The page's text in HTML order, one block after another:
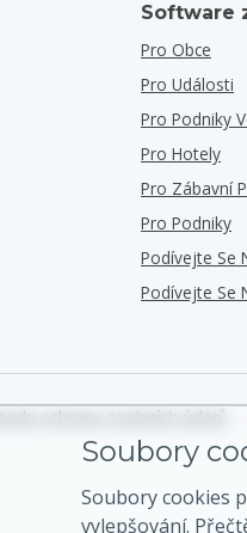
Software
Pro Obce
Pro Události
Pro Podniky
Pro Hotely
Pro Zábavní
Pro Podniky
Podívejte Se
Podívejte Se
ochrany osobních údajů
Soubory
Soubory cookies
vylepšování.